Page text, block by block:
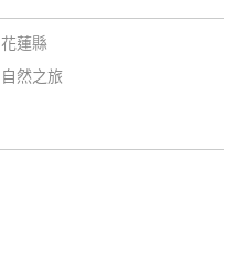
花蓮縣
自然之旅